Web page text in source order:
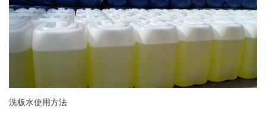
洗板水使用方法